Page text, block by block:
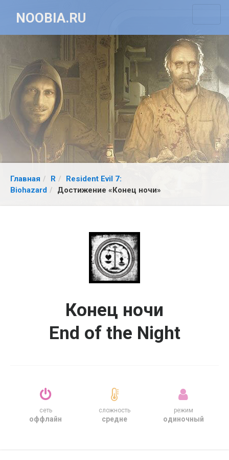
NOOBIA.RU
Главная R
Resident Evil 7:
Biohazard
Достижение «Конец ночи»
Конец ночи
End of the Night
сеть
оффлайн
сложность
средне
режим
одиночный